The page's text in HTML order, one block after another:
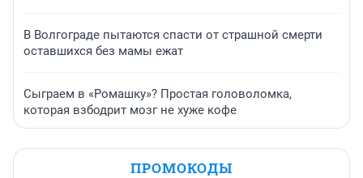
В Волгограде пытаются спасти от страшной смерти
оставшихся без мамы ежат
Сыграем в «Ромашку»? Простая головоломка,
которая взбодрит мозг не хуже кофе
ПРОМОКОДЫ